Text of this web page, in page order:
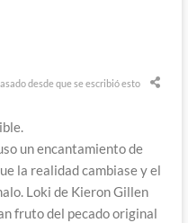
desde que se escribió esto
un encantamiento de
la realidad cambiase y el
Loki de Kieron Gillen
fruto del pecado original